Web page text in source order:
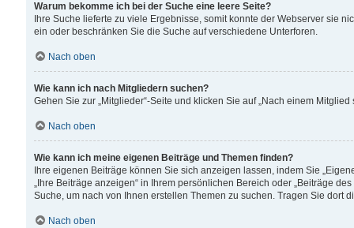
Warum bekomme ich bei der Suche eine leere Seite?
Ihre Suche lieferte zu viele Ergebnisse, somit konnte der Webserver sie
ein oder beschränken Sie die Suche auf verschiedene Unterforen.
Nach oben
Wie kann ich nach Mitgliedern suchen?
Gehen Sie zur „Mitglieder“-Seite und klicken Sie auf „Nach einem Mitglied
Nach oben
Wie kann ich meine eigenen Beiträge und Themen finden?
Ihre eigenen Beiträge können Sie sich anzeigen lassen, indem Sie
„Ihre Beiträge anzeigen“ in Ihrem persönlichen Bereich oder „Beiträge
Suche, um nach von Ihnen erstellen Themen zu suchen. Tragen Sie dort
Nach oben